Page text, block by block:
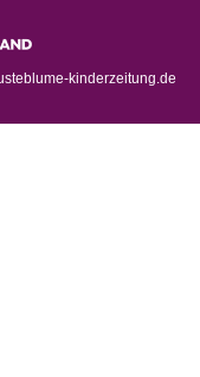
kinderzeitung.de